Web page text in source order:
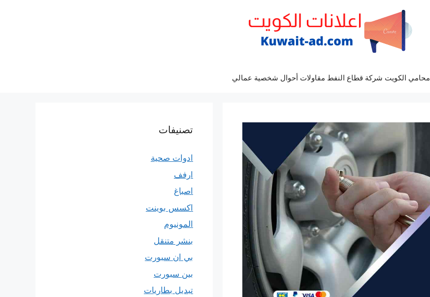
محامي الكويت شركة قطاع النفط مقاولات أحوال شخصية عمالي
تصنيفات
ادوات صحية
ارفف
اصباغ
اكسس بوينت
المونيوم
بنشر متنقل
بي ان سبورت
بين سبورت
تبديل بطاريات